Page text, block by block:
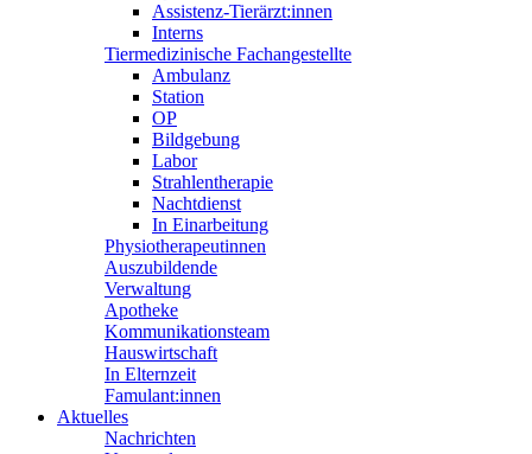
Assistenz-Tierärzt:innen
Interns
Tiermedizinische Fachangestellte
Ambulanz
Station
OP
Bildgebung
Labor
Strahlentherapie
Nachtdienst
In Einarbeitung
Physiotherapeutinnen
Auszubildende
Verwaltung
Apotheke
Kommunikationsteam
Hauswirtschaft
In Elternzeit
Famulant:innen
Aktuelles
Nachrichten